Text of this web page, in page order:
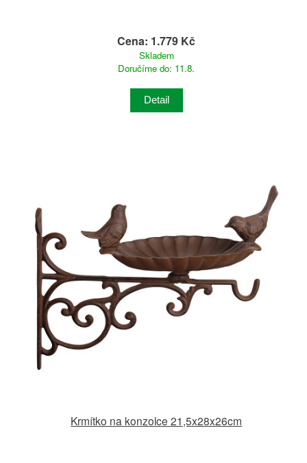
Cena: 1.779 Kč
Skladem
Doručíme do: 11.8.
Detail
Krmítko na konzolce 21,5x28x26cm